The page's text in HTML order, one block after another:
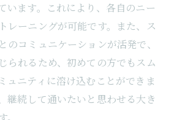
います。これにより、各自のニー
レーニングが可能です。また、ス
のコミュニケーションが活発で、
られるため、初めての方でもスム
ュニティに溶け込むことができま
継続して通いたいと思わせる大き